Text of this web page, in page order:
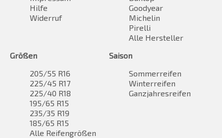
Hilfe
Widerruf
Goodyear
Michelin
Pirelli
Alle Hersteller
Größen
205/55 R16
225/45 R17
225/40 R18
195/65 R15
235/35 R19
185/65 R15
Alle Reifengrößen
Saison
Sommerreifen
Winterreifen
Ganzjahresreifen